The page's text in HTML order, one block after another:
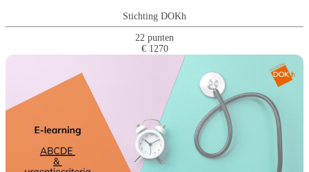
Stichting DOKh
22 punten
€ 1270